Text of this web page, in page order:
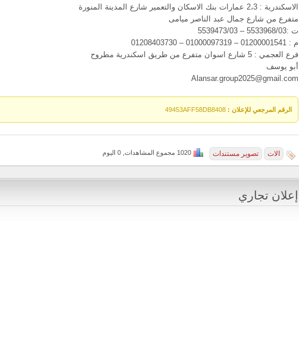
الاسكندرية : 2،3 عمارات بنك الاسكان والتعمير شارع المدينة المنورة
متفرع من شارع جمال عبد الناصر ميامى
ت :5533968/03 – 5539473/03
م : 01200001541 – 01000097319 – 01208403730
فرع العجمي : 5 شارع اسوان متفرع من طريق اسكندرية مطروح
أبو يوسف
Alansar.group2025@gmail.com
الرقم المرجعي للإعلان :
الات تصوير مستندات 1020 مجموع المشاهدات, 0 اليوم
إعلان تجاري